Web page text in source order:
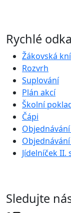
Rychlé
Žákovská
Rozvrh
Suplování
Plán akcí
Školní
Čápi
Jídelníček II.
Sledujte